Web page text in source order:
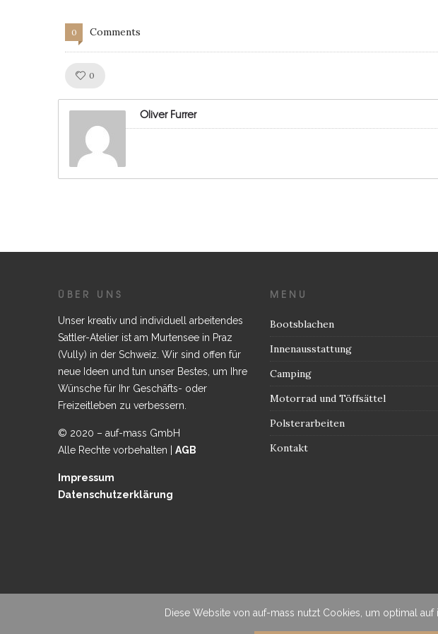
0 Comments
0
Oliver Furrer
ÜBER UNS
Unser kreativ und individuell arbeitendes
Sattler-Atelier ist am Murtensee in Praz
(Vully) in der Schweiz. Wir sind offen für
neue Ideen und tun unser Bestes, um Ihre
Wünsche für Ihr Geschäfts- oder
Freizeitleben zu verbessern.
© 2020 – auf-mass GmbH
Alle Rechte vorbehalten | AGB
Impressum
Datenschutzerklärung
MENU
Bootsblachen
Innenausstattung
Camping
Motorrad und Töffsättel
Polsterarbeiten
Kontakt
Diese Website von auf-mass nutzt Cookies, um optimal